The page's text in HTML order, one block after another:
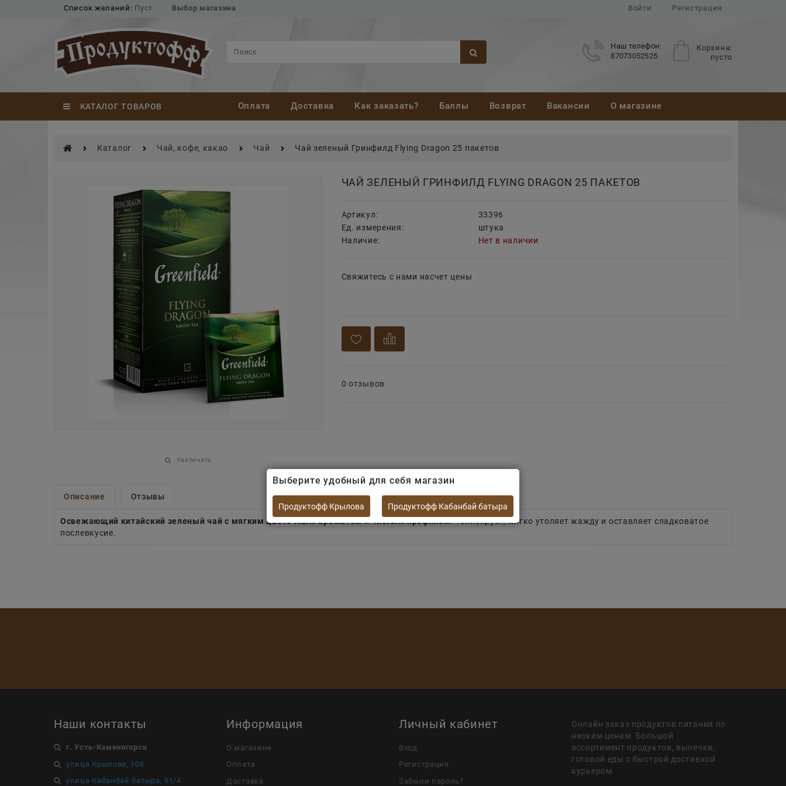
Список желаний: Пуст Выбор магазина Войти Регистрация
Корзина:
пусто
Наш телефон:
87073052525
КАТАЛОГ ТОВАРОВ Оплата Доставка Как заказать? Баллы Возврат Вакансии О магазине
Каталог Чай, кофе, какао Чай Чай зеленый Гринфилд Flying Dragon 25 пакетов
Увеличить
ЧАЙ ЗЕЛЕНЫЙ ГРИНФИЛД FLYING DRAGON 25 ПАКЕТОВ
Артикул:
33396
Ед. измерения:
штука
Наличие:
Нет в наличии
Свяжитесь с нами насчет цены
0 отзывов
Описание Отзывы
Освежающий китайский зеленый чай с мягким цветочным ароматом и чистым профилем. Тонизирует, мягко утоляет жажду и оставляет сладковатое
послевкусие.
Наши контакты
г. Усть-Каменогорск
улица Крылова, 106
улица Кабанбай батыра, 91/4
Информация
О магазине
Оплата
Доставка
Личный кабинет
Вход
Регистрация
Забыли пароль?
Онлайн заказ продуктов питания по
низким ценам. Большой
ассортимент продуктов, выпечки,
готовой еды с быстрой доставкой
курьером
Выберите удобный для себя магазин
Продуктофф Крылова Продуктофф Кабанбай батыра